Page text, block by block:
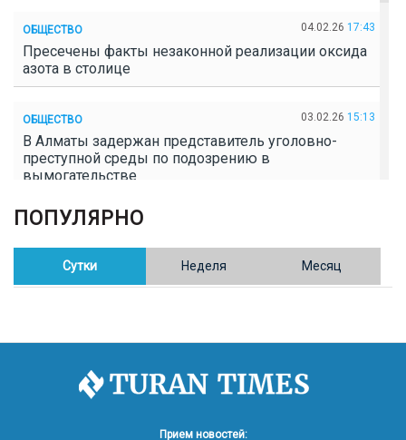
ОБЩЕСТВО 04.02.26 17:43
Пресечены факты незаконной реализации оксида
азота в столице
ОБЩЕСТВО 03.02.26 15:13
В Алматы задержан представитель уголовно-
преступной среды по подозрению в
вымогательстве
ОБЩЕСТВО
Полицейские пресекли незаконное выращивание
конопли в Таразе
Казахстан возглавил Договор о зоне, свободной от
8 тыс. жителей Степногорска получили перерасчёт
ПОПУЛЯРНО
Сутки Неделя Месяц
Прием новостей: